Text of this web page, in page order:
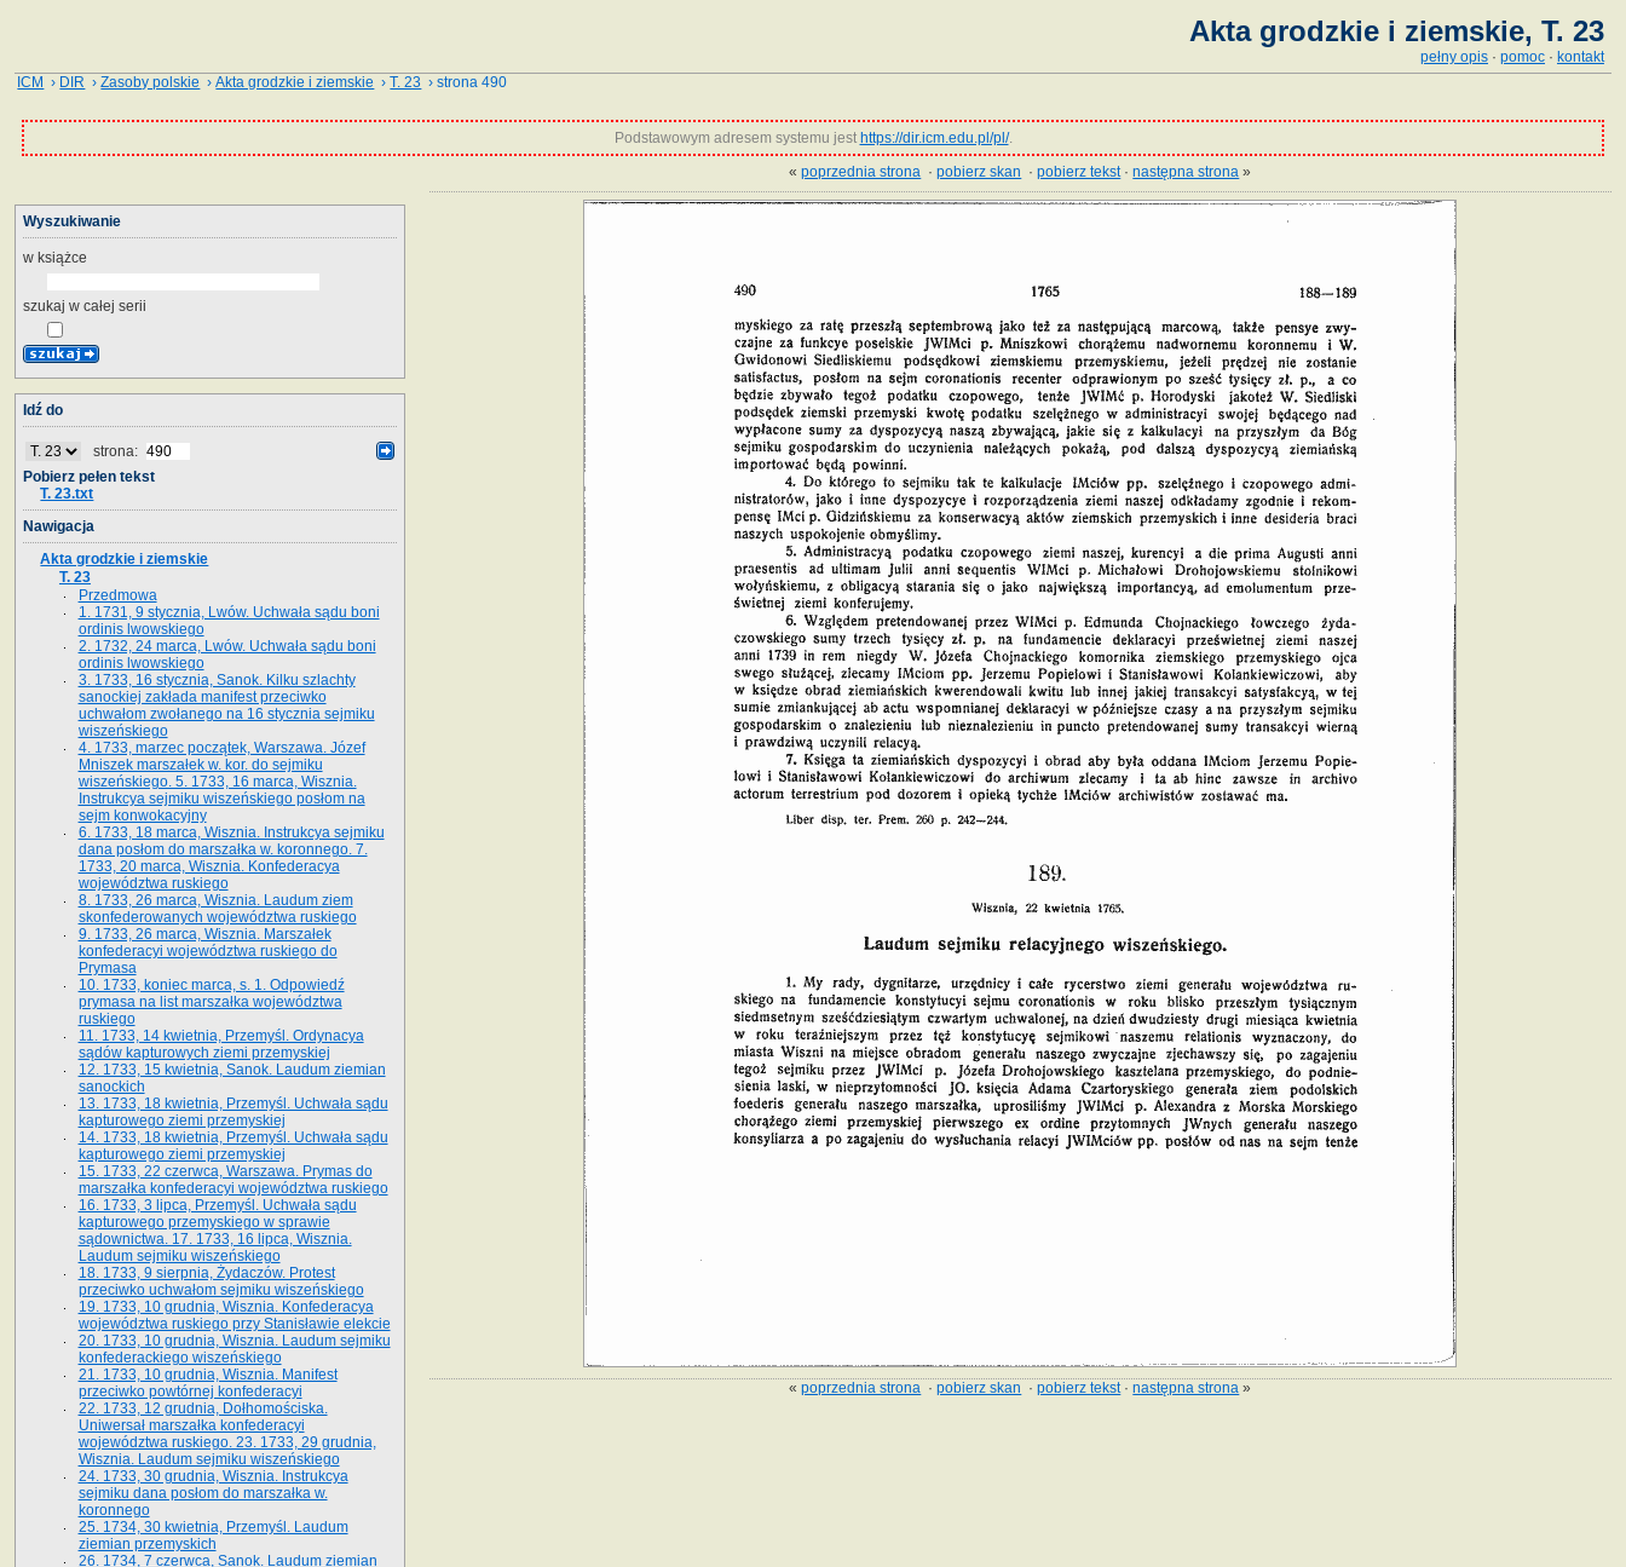
Akta grodzkie i ziemskie, T. 23
pełny opis · pomoc · kontakt
ICM › DIR ›Zasoby polskie ›Akta grodzkie i ziemskie ›T. 23 › strona 490
Podstawowym adresem systemu jest https://dir.icm.edu.pl/pl/.
«poprzednia strona ·pobierz skan ·pobierz tekst·następna strona »
«poprzednia strona ·pobierz skan ·pobierz tekst·następna strona »
Wyszukiwanie
w książce
szukaj w całej serii
Idź do
strona:
Pobierz pełen tekst
T. 23.txt
Nawigacja
Akta grodzkie i ziemskie
T. 23
Przedmowa
1. 1731, 9 stycznia, Lwów. Uchwała sądu boni
ordinis lwowskiego
2. 1732, 24 marca, Lwów. Uchwała sądu boni
ordinis lwowskiego
3. 1733, 16 stycznia, Sanok. Kilku szlachty
sanockiej zakłada manifest przeciwko
uchwałom zwołanego na 16 stycz­nia sejmiku
wiszeńskiego
4. 1733, marzec początek, Warszawa. Józef
Mniszek marszałek w. kor. do sejmiku
wiszeńskiego. 5. 1733, 16 marca, Wisznia.
Instrukcya sejmiku wiszeńskiego posłom na
sejm konwokacyjny
6. 1733, 18 marca, Wisznia. Instrukcya sejmiku
dana posłom do marszałka w. koronnego. 7.
1733, 20 marca, Wisznia. Konfederacya
województwa ruskiego
8. 1733, 26 marca, Wisznia. Laudum ziem
skonfederowanych województwa ruskiego
9. 1733, 26 marca, Wisznia. Marszałek
konfederacyi województwa ruskiego do
Prymasa
10. 1733, koniec marca, s. 1. Odpowiedź
prymasa na list marszałka województwa
ruskiego
11. 1733, 14 kwietnia, Przemyśl. Ordynacya
sądów kapturowych ziemi przemyskiej
12. 1733, 15 kwietnia, Sanok. Laudum ziemian
sanockich
13. 1733, 18 kwietnia, Przemyśl. Uchwała sądu
kapturowego ziemi przemyskiej
14. 1733, 18 kwietnia, Przemyśl. Uchwała sądu
kapturowego ziemi przemyskiej
15. 1733, 22 czerwca, Warszawa. Prymas do
marszałka konfederacyi województwa ruskiego
16. 1733, 3 lipca, Przemyśl. Uchwała sądu
kapturowego przemyskiego w sprawie
sądownictwa. 17. 1733, 16 lipca, Wisznia.
Laudum sejmiku wiszeńskiego
18. 1733, 9 sierpnia, Żydaczów. Protest
przeciwko uchwałom sejmiku wiszeńskiego
19. 1733, 10 grudnia, Wisznia. Konfederacya
województwa ruskiego przy Stanisławie elekcie
20. 1733, 10 grudnia, Wisznia. Laudum sejmiku
konfederackiego wiszeńskiego
21. 1733, 10 grudnia, Wisznia. Manifest
przeciwko powtórnej konfederacyi
22. 1733, 12 grudnia, Dołhomościska.
Uniwersał marszałka konfederacyi
województwa ruskiego. 23. 1733, 29 grudnia,
Wisznia. Laudum sejmiku wiszeńskiego
24. 1733, 30 grudnia, Wisznia. Instrukcya
sejmiku dana posłom do marszałka w.
koronnego
25. 1734, 30 kwietnia, Przemyśl. Laudum
ziemian przemyskich
26. 1734, 7 czerwca, Sanok. Laudum ziemian